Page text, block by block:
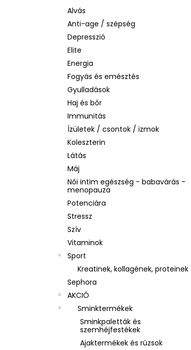
Alvás
Anti-age / szépség
Depresszió
Elite
Energia
Fogyás és emésztés
Gyulladások
Haj és bőr
Immunitás
Ízületek / csontok / izmok
Koleszterin
Látás
Máj
Női intim egészség - babavárás -
menopauza
Potenciára
Stressz
Szív
Vitaminok
Sport
Kreatinek, kollagének, proteinek
Sephora
AKCIÓ
Sminktermékek
Sminkpaletták és
szemhéjfestékek
Ajaktermékek és rúzsok
SOL DE JANEIRO RIO RADIANCE BODY
LOTION – SPF 50 TESTÁPOLÓ, 200 ML
2 930 Ft
Korábbi: 14 990 Ft